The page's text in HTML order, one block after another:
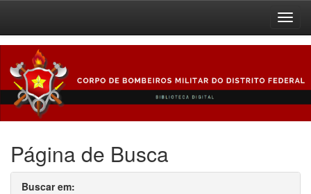
navigation
Página de Busca
Buscar em: